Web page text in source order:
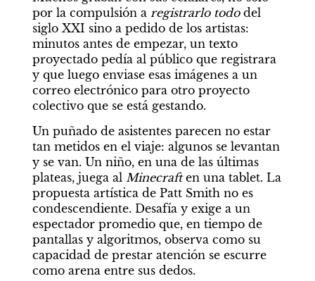
por la compulsión a registrarlo todo del
siglo XXI sino a pedido de los artistas:
minutos antes de empezar, un texto
proyectado pedía al público que registrara
y que luego enviase esas imágenes a un
correo electrónico para otro proyecto
colectivo que se está gestando.
Un puñado de asistentes parecen no estar
tan metidos en el viaje: algunos se levantan
y se van. Un niño, en una de las últimas
plateas, juega al Minecraft en una tablet. La
propuesta artística de Patt Smith no es
condescendiente. Desafía y exige a un
espectador promedio que, en tiempo de
pantallas y algoritmos, observa como su
capacidad de prestar atención se escurre
como arena entre sus dedos.